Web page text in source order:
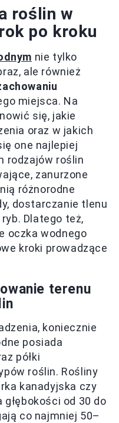
roślin w
po kroku
nie tylko
ale również
miejsca. Na
się, jakie
oraz w jakich
one najlepiej
rodzajów roślin
zanurzone
różnorodne
dostarczanie tlenu
Dlatego też,
oczka wodnego
kroki prowadzące
terenu
koniecznie
posiada
półki
roślin. Rośliny
kanadyjska czy
od 30 do
co najmniej 50–